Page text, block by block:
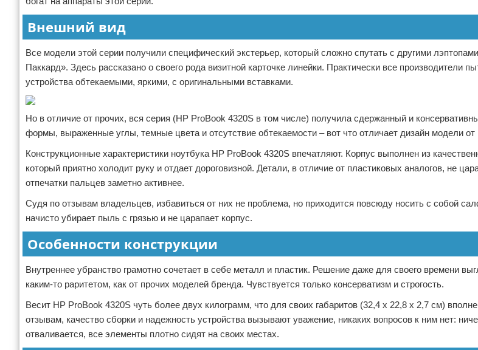
Внешний вид
Все модели этой серии получили специфический экстерьер, который сложно спутать с другими
Паккард». Здесь рассказано о своего рода визитной карточке линейки. Практически все производители
устройства обтекаемыми, яркими, с оригинальными вставками.
Но в отличие от прочих, вся серия (HP ProBook 4320S в том числе) получила сдержанный и
формы, выраженные углы, темные цвета и отсутствие обтекаемости – вот что отличает дизайн модели от
Конструкционные характеристики ноутбука HP ProBook 4320S впечатляют. Корпус выполнен из
который приятно холодит руку и отдает дороговизной. Детали, в отличие от пластиковых аналогов, не
отпечатки пальцев заметно активнее.
Судя по отзывам владельцев, избавиться от них не проблема, но приходится повсюду носить с собой
начисто убирает пыль с грязью и не царапает корпус.
Особенности конструкции
Внутреннее убранство грамотно сочетает в себе металл и пластик. Решение даже для своего времени
каким-то раритетом, как от прочих моделей бренда. Чувствуется только консерватизм и строгость.
Весит HP ProBook 4320S чуть более двух килограмм, что для своих габаритов (32,4 х 22,8 х 2,7 см)
отзывам, качество сборки и надежность устройства вызывают уважение, никаких вопросов к ним нет:
отваливается, все элементы плотно сидят на своих местах.